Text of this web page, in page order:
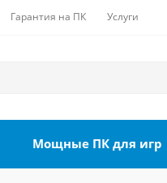
Гарантия на ПК Услуги
Мощные ПК для игр